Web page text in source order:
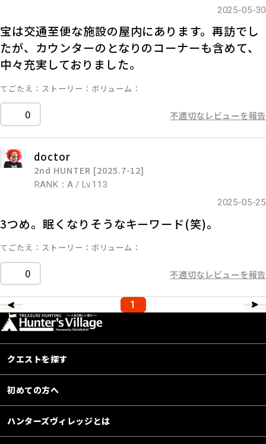
2025-05-30
宝は交通至便な施設の屋内にあります。再訪でし
たが、カウンターのとなりのコーナーも含めて、
中々充実しておりました。
てごたえ ストーリー ボリューム
0 不適切なレビューを報告
doctor
2nd HUNTER [2025.7-12]
RANK：A / Lv.113
2025-05-25
3つめ。眠くなりそうなキーワード(笑)。
てごたえ ストーリー ボリューム
0 不適切なレビューを報告
1
クエストを探す
初めての方へ
ハンターズヴィレッジとは